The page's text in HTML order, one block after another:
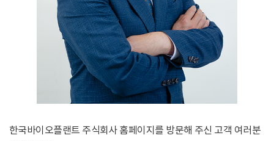
한국바이오플랜트 주식회사 홈페이지를 방문해 주신 고객 여러분